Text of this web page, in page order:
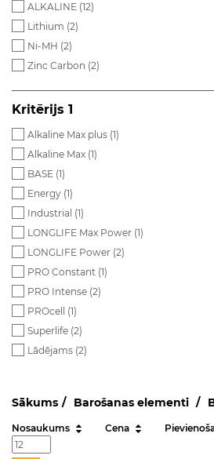
ALKALINE (12)
Lithium (2)
Ni-MH (2)
Zinc Carbon (2)
Kritērijs 1
Alkaline Max plus (1)
Alkaline Max (1)
BASE (1)
Energy (1)
Industrial (1)
LONGLIFE Max Power (1)
LONGLIFE Power (2)
PRO Constant (1)
PRO Intense (2)
PROcell (1)
Superlife (2)
Lādējams (2)
Sākums Barošanas elementi
Nosaukums Cena